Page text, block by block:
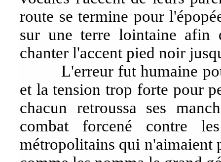
route se termine pour
sur une terre lointaine afin
chanter l'accent pied noir
L'erreur fut humaine pour
et la tension trop forte pour
chacun retroussa ses
combat forcené contre
métropolitains qui n'aimaient